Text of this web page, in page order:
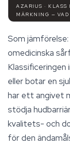
AZARIUS ·
MÄRKNING —
Som
omedicinska
eller botar en
har ett angivet
stödja
kvalitets- och
för den